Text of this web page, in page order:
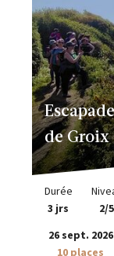
de Groix
Durée
3 jrs
2/5
26 sept. 2026
10 places